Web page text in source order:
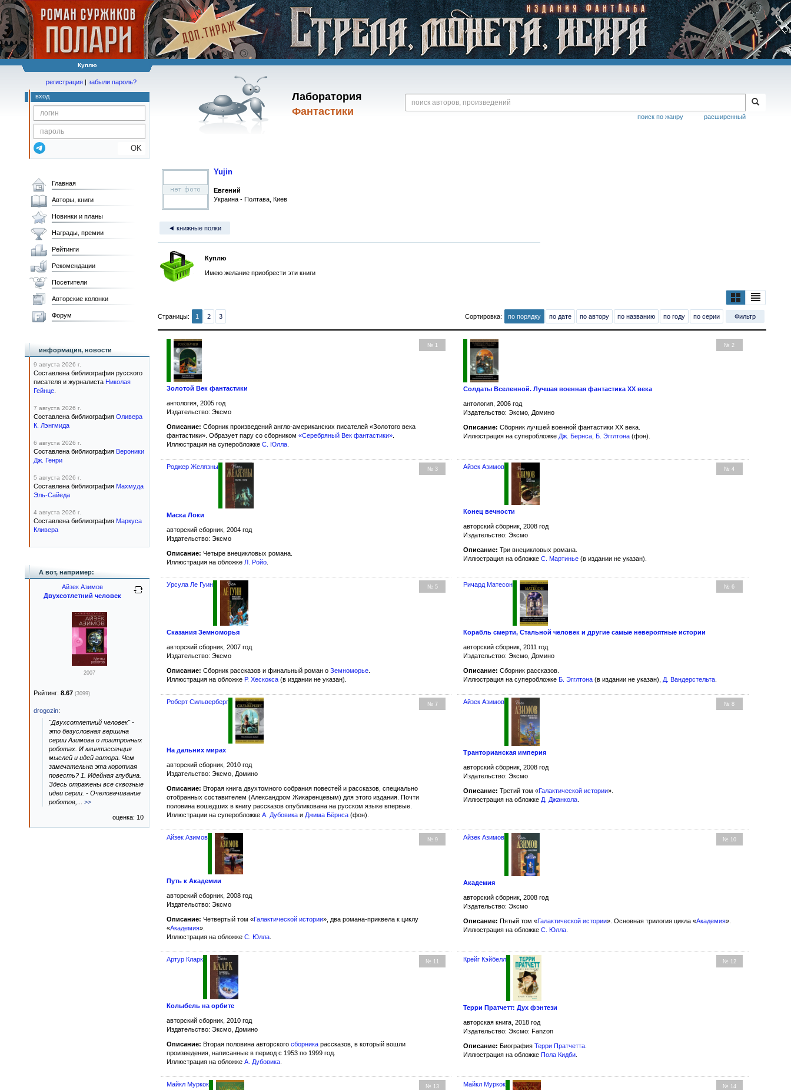
Куплю
Лаборатория
Фантастики
расширенный
поиск по жанру
регистрация | забыли пароль?
вход
OK
Yujin
Евгений
Украина - Полтава, Киев
◄ книжные полки
Куплю
Имею желание приобрести эти книги
Страницы: 1 2 3 Сортировка: по порядку по дате по автору по названию по году по серии Фильтр
№ 1
Золотой Век фантастики
антология, 2005 год
Издательство: Эксмо
Описание: Сборник произведений англо-американских писателей «Золотого века
фантастики». Образует пару со сборником «Серебряный Век фантастики»
Иллюстрация на суперобложке С. Юлла
№ 2
Солдаты Вселенной. Лучшая военная фантастика ХХ века
антология, 2006 год
Издательство: Эксмо, Домино
Описание: Сборник лучшей военной фантастики XX века.
Иллюстрация на суперобложке Дж. Бернса Б. Эгглтона (фон).
№ 3
Роджер Желязны
Маска Локи
авторский сборник, 2004 год
Издательство: Эксмо
Описание: Четыре внецикловых романа.
Иллюстрация на обложке Л. Ройо
№ 4
Айзек Азимов
Конец вечности
авторский сборник, 2008 год
Издательство: Эксмо
Описание: Три внецикловых романа.
Иллюстрация на обложкеС. Мартинье (в издании не указан).
№ 5
Урсула Ле Гуин
Сказания Земноморья
авторский сборник, 2007 год
Издательство: Эксмо
Описание: Сборник рассказов и финальный роман о Земноморье
Иллюстрация на обложке Р. Хескокса (в издании не указан).
№ 6
Ричард Матесон
Корабль смерти, Стальной человек и другие самые невероятные истории
авторский сборник, 2011 год
Издательство: Эксмо, Домино
Описание: Сборник рассказов.
Иллюстрация на суперобложке Б. Эгглтона (в издании не указан), Д. Вандерстельта
№ 7
Роберт Сильверберг
На дальних мирах
авторский сборник, 2010 год
Издательство: Эксмо, Домино
Описание: Вторая книга двухтомного собрания повестей и рассказов, специально
отобранных составителем (Александром Жикаренцевым) для этого издания. Почти
половина вошедших в книгу рассказов опубликована на русском языке впервые.
Иллюстрации на суперобложке А. Дубовика и Джима Бёрнса (фон).
№ 8
Айзек Азимов
Транторианская империя
авторский сборник, 2008 год
Издательство: Эксмо
Описание: Третий том «Галактической истории».
Иллюстрация на обложке Д. Джанкола
№ 9
Айзек Азимов
Путь к Академии
авторский сборник, 2008 год
Издательство: Эксмо
Описание: Четвертый том «Галактической истории», два романа-приквела к циклу
«Академия».
Иллюстрация на обложке С. Юлла
№ 10
Айзек Азимов
Академия
авторский сборник, 2008 год
Издательство: Эксмо
Описание: Пятый том «Галактической истории». Основная трилогия цикла «Академия».
Иллюстрация на обложкеС. Юлла
№ 11
Артур Кларк
Колыбель на орбите
авторский сборник, 2010 год
Издательство: Эксмо, Домино
Описание: Вторая половина авторского сборника рассказов, в который вошли
произведения, написанные в период с 1953 по 1999 год.
Иллюстрация на обложке А. Дубовика
№ 12
Крейг Кэйбелл
Терри Пратчетт: Дух фэнтези
авторская книга, 2018 год
Издательство: Эксмо: Fanzon
Описание: БиографияТерри Пратчетта
Иллюстрация на обложкеПола Кидби
№ 13
Майкл Муркок № 14
Майкл Муркок
Главная
Авторы, книги
Новинки и планы
Награды, премии
Рейтинги
Рекомендации
Посетители
Авторские колонки
Форум
информация, новости
9 августа 2026 г.
Составлена библиография русского
писателя и журналиста Николая
Гейнце
7 августа 2026 г.
Составлена библиография Оливера
К. Лэнгмида
6 августа 2026 г.
Составлена библиография Вероники
Дж. Генри
5 августа 2026 г.
Составлена библиография Махмуда
Эль-Сайеда
4 августа 2026 г.
Составлена библиография Маркуса
Кливера
А вот, например:
Айзек Азимов
Двухсотлетний человек
2007
Рейтинг: 8.67 (3099)
drogozin:
"Двухсотлетний человек" -
это безусловная вершина
серии Азимова о позитронных
роботах. И квинтэссенция
мыслей и идей автора. Чем
замечательна эта короткая
повесть? 1. Идейная глубина.
Здесь отражены все сквозные
идеи серии. - Очеловечивание
роботов,
>>
оценка: 10